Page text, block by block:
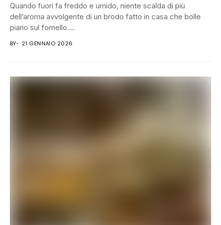
Quando fuori fa freddo e umido, niente scalda di più
dell’aroma avvolgente di un brodo fatto in casa che bolle
piano sul fornello....
BY 21 GENNAIO 2026